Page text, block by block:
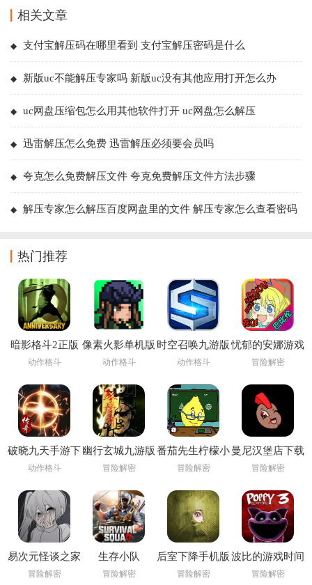
相关文章
支付宝解压码在哪里看到 支付宝解压密码是什么
新版uc不能解压专家吗 新版uc没有其他应用打开怎么办
uc网盘压缩包怎么用其他软件打开 uc网盘怎么解压
迅雷解压怎么免费 迅雷解压必须要会员吗
夸克怎么免费解压文件 夸克免费解压文件方法步骤
解压专家怎么解压百度网盘里的文件 解压专家怎么查看密码
热门推荐
暗影格斗2正版
下载安装
2)
动作格斗
像素火影单机版
下载安装
动作格斗
时空召唤九游版
动作格斗
忧郁的安娜游戏
冒险解密
破晓九天手游下
载
动作格斗
幽行玄城九游版
冒险解密
番茄先生柠檬小
姐下载安装
冒险解密
曼尼汉堡店下载
官方
Infernal Bonds)
冒险解密
易次元怪谈之家
下载正版官方手
冒险解密
生存小队
(Survival Squad)
冒险解密
后室下降手机版
下载(Backrooms
冒险解密
波比的游戏时间
第三章手机版
冒险解密